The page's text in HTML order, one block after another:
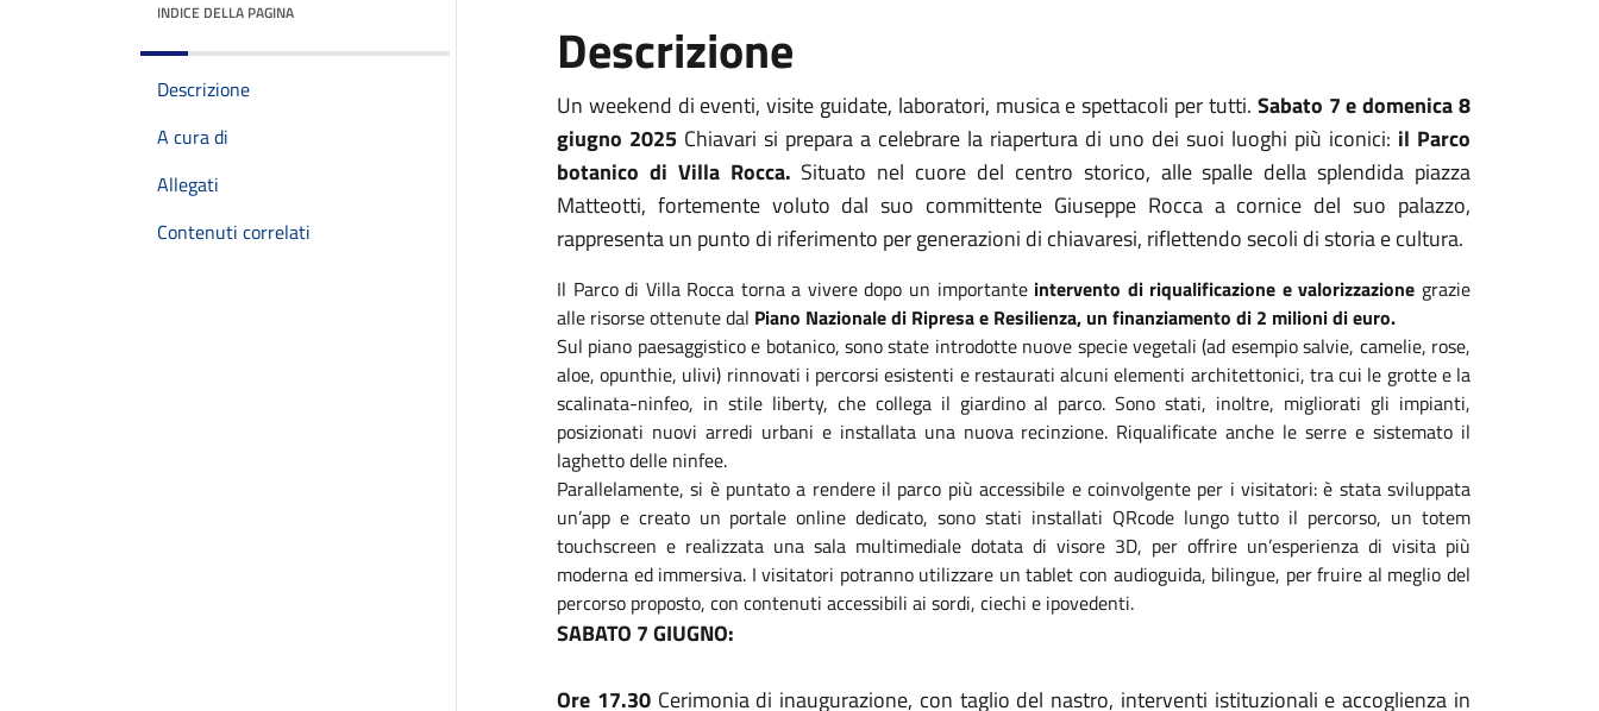
INDICE DELLA PAGINA
Descrizione
A cura di
Allegati
Contenuti correlati
Descrizione
Un weekend di eventi, visite guidate, laboratori, musica e spettacoli per tutti. Sabato 7 e domenica 8
giugno 2025Chiavari si prepara a celebrare la riapertura di uno dei suoi luoghi più iconici: il Parco
botanico di Villa Rocca. Situato nel cuore del centro storico, alle spalle della splendida piazza
Matteotti, fortemente voluto dal suo committente Giuseppe Rocca a cornice del suo palazzo,
rappresenta un punto di riferimento per generazioni di chiavaresi, riflettendo secoli di storia e cultura.
Il Parco di Villa Rocca torna a vivere dopo un importante intervento di riqualificazione e valorizzazione grazie
alle risorse ottenute dal Piano Nazionale di Ripresa e Resilienza, un finanziamento di 2 milioni di euro.
Sul piano paesaggistico e botanico, sono state introdotte nuove specie vegetali (ad esempio salvie, camelie, rose,
aloe, opunthie, ulivi) rinnovati i percorsi esistenti e restaurati alcuni elementi architettonici, tra cui le grotte e la
scalinata-ninfeo, in stile liberty, che collega il giardino al parco. Sono stati, inoltre, migliorati gli impianti,
posizionati nuovi arredi urbani e installata una nuova recinzione. Riqualificate anche le serre e sistemato il
laghetto delle ninfee.
Parallelamente, si è puntato a rendere il parco più accessibile e coinvolgente per i visitatori: è stata sviluppata
un’app e creato un portale online dedicato, sono stati installati QRcode lungo tutto il percorso, un totem
touchscreen e realizzata una sala multimediale dotata di visore 3D, per offrire un’esperienza di visita più
moderna ed immersiva. I visitatori potranno utilizzare un tablet con audioguida, bilingue, per fruire al meglio del
percorso proposto, con contenuti accessibili ai sordi, ciechi e ipovedenti.
SABATO 7 GIUGNO:
Ore 17.30 Cerimonia di inaugurazione, con taglio del nastro, interventi istituzionali e accoglienza in